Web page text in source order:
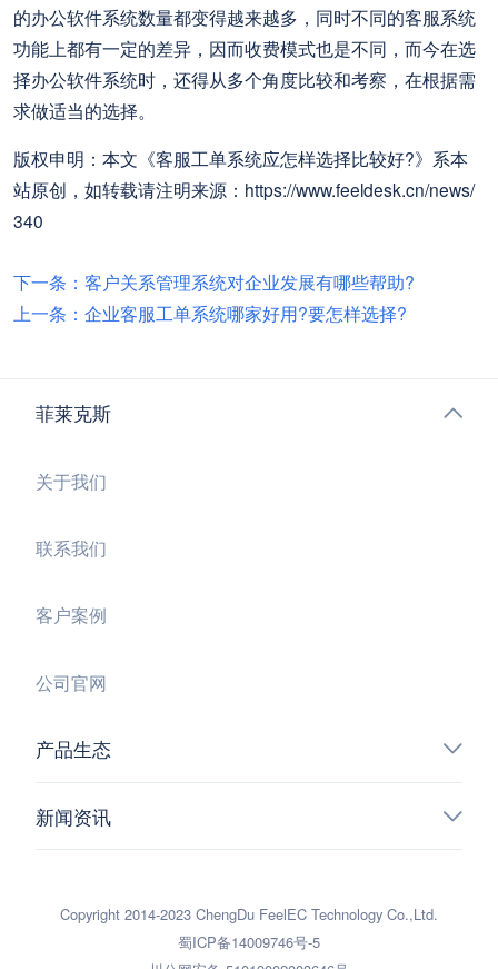
的办公软件系统数量都变得越来越多，同时不同的客服系统
功能上都有一定的差异，因而收费模式也是不同，而今在选
择办公软件系统时，还得从多个角度比较和考察，在根据需
求做适当的选择。
版权申明：本文《客服工单系统应怎样选择比较好?》系本
站原创，如转载请注明来源：https://www.feeldesk.cn/news/
340
下一条：客户关系管理系统对企业发展有哪些帮助?
上一条：企业客服工单系统哪家好用?要怎样选择?
菲莱克斯
关于我们
联系我们
客户案例
公司官网
产品生态
新闻资讯
Copyright 2014-2023 ChengDu FeelEC Technology Co.,Ltd.
蜀ICP备14009746号-5